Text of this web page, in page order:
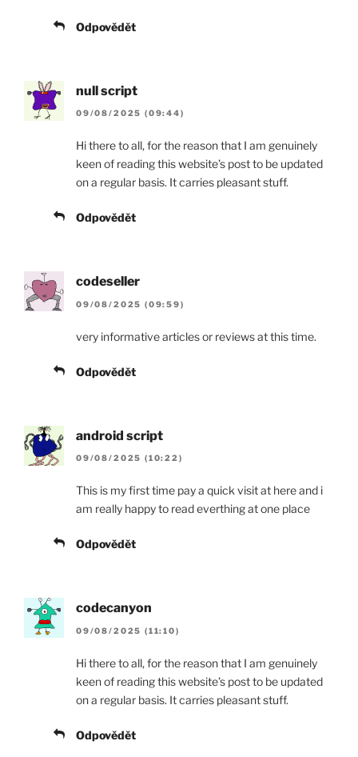
Odpovědět
null script
09/08/2025 (09:44)
Hi there to all, for the reason that I am genuinely
keen of reading this website’s post to be updated
on a regular basis. It carries pleasant stuff.
Odpovědět
codeseller
09/08/2025 (09:59)
very informative articles or reviews at this time.
Odpovědět
android script
09/08/2025 (10:22)
This is my first time pay a quick visit at here and i
am really happy to read everthing at one place
Odpovědět
codecanyon
09/08/2025 (11:10)
Hi there to all, for the reason that I am genuinely
keen of reading this website’s post to be updated
on a regular basis. It carries pleasant stuff.
Odpovědět